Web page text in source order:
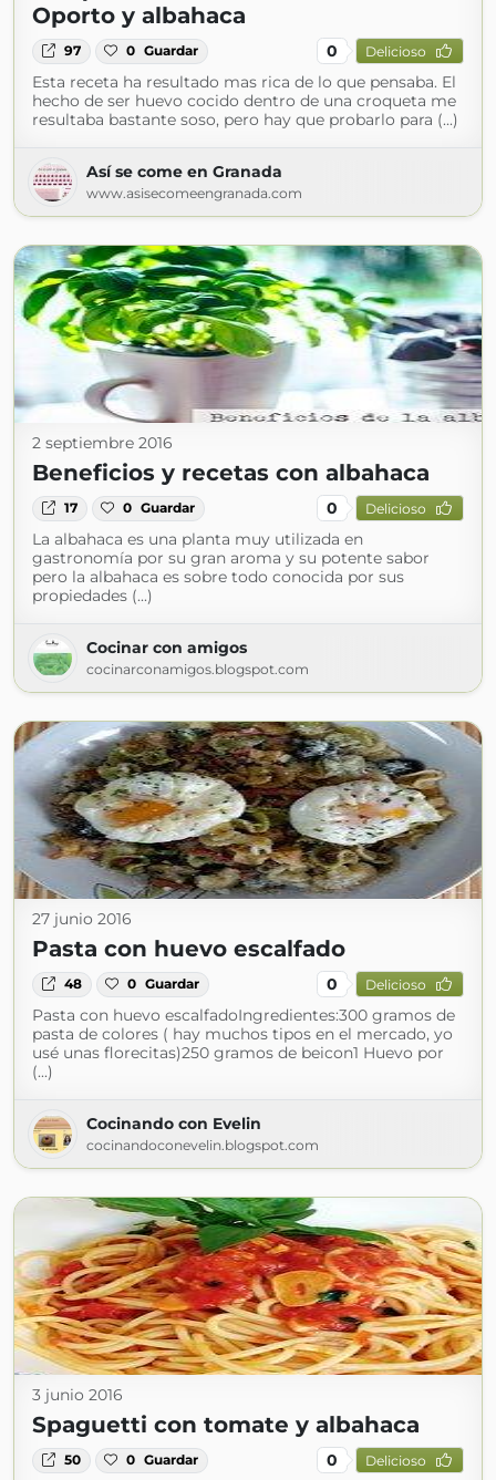
Oporto y albahaca
97 0 Guardar 0 Delicioso
Esta receta ha resultado mas rica de lo que pensaba. El
hecho de ser huevo cocido dentro de una croqueta me
resultaba bastante soso, pero hay que probarlo para (...)
Así se come en Granada
www.asisecomeengranada.com
2 septiembre 2016
Beneficios y recetas con albahaca
17 0 Guardar 0 Delicioso
La albahaca es una planta muy utilizada en
gastronomía por su gran aroma y su potente sabor
pero la albahaca es sobre todo conocida por sus
propiedades (...)
Cocinar con amigos
cocinarconamigos.blogspot.com
27 junio 2016
Pasta con huevo escalfado
48 0 Guardar 0 Delicioso
Pasta con huevo escalfadoIngredientes:300 gramos de
pasta de colores ( hay muchos tipos en el mercado, yo
usé unas florecitas)250 gramos de beicon1 Huevo por
(...)
Cocinando con Evelin
cocinandoconevelin.blogspot.com
3 junio 2016
Spaguetti con tomate y albahaca
50 0 Guardar 0 Delicioso